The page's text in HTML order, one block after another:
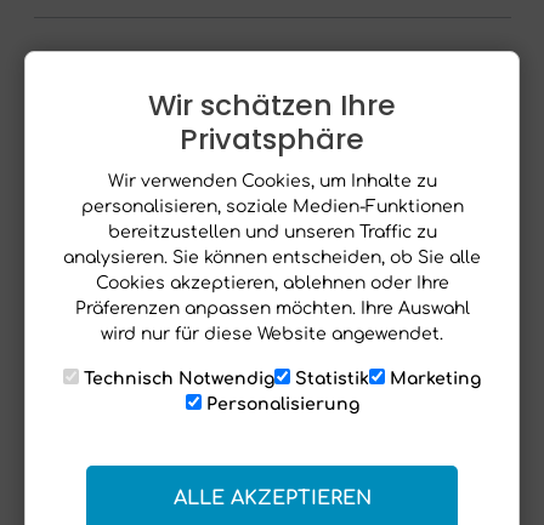
Wir schätzen Ihre
Privatsphäre
Wir verwenden Cookies, um Inhalte zu
personalisieren, soziale Medien-Funktionen
bereitzustellen und unseren Traffic zu
analysieren. Sie können entscheiden, ob Sie alle
Cookies akzeptieren, ablehnen oder Ihre
Präferenzen anpassen möchten. Ihre Auswahl
wird nur für diese Website angewendet.
Technisch Notwendig Statistik
Marketing
Personalisierung
ALLE AKZEPTIEREN
Jetzt mehr erleben!
folgt uns auf Instagram
Beim Laden deiner Instagram Daten ist ein Fehler
aufgetreten.